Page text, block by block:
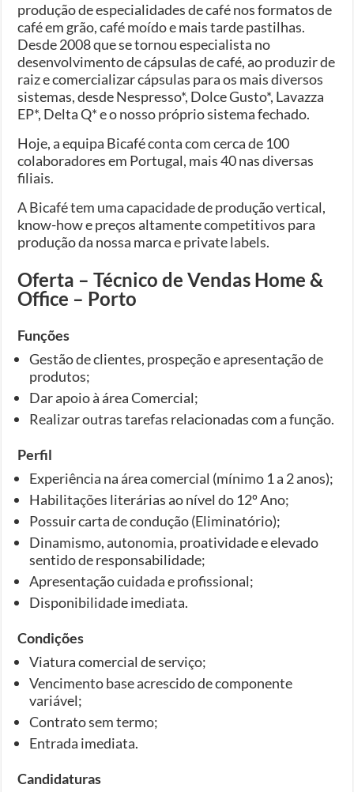
produção de especialidades de café nos formatos de
café em grão, café moído e mais tarde pastilhas.
Desde 2008 que se tornou especialista no
desenvolvimento de cápsulas de café, ao produzir de
raiz e comercializar cápsulas para os mais diversos
sistemas, desde Nespresso*, Dolce Gusto*, Lavazza
EP*, Delta Q* e o nosso próprio sistema fechado.
Hoje, a equipa Bicafé conta com cerca de 100
colaboradores em Portugal, mais 40 nas diversas
filiais.
A Bicafé tem uma capacidade de produção vertical,
know-how e preços altamente competitivos para
produção da nossa marca e private labels.
Oferta – Técnico de Vendas Home &
Office – Porto
Funções
Gestão de clientes, prospeção e apresentação de
produtos;
Dar apoio à área Comercial;
Realizar outras tarefas relacionadas com a função.
Perfil
Experiência na área comercial (mínimo 1 a 2 anos);
Habilitações literárias ao nível do 12º Ano;
Possuir carta de condução (Eliminatório);
Dinamismo, autonomia, proatividade e elevado
sentido de responsabilidade;
Apresentação cuidada e profissional;
Disponibilidade imediata.
Condições
Viatura comercial de serviço;
Vencimento base acrescido de componente
variável;
Contrato sem termo;
Entrada imediata.
Candidaturas